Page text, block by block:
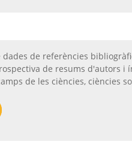
dades de referències
de resums d'autors i
de les ciències, ciències